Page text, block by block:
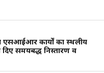
एसआईआर कार्यों का स्थलीय
समयबद्ध निस्तारण व